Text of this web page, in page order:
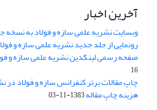
آخرین اخبار
وبسایت نشریه علمی سازه و فولاد به
رونمایی از جلد جدید نشریه علمی سازه و
صفحه رسمی لینکدین نشریه علمی سازه و
16
چاپ مقالات برتر کنفرانس سازه و فولاد در
هزینه چاپ مقاله1383-11-03